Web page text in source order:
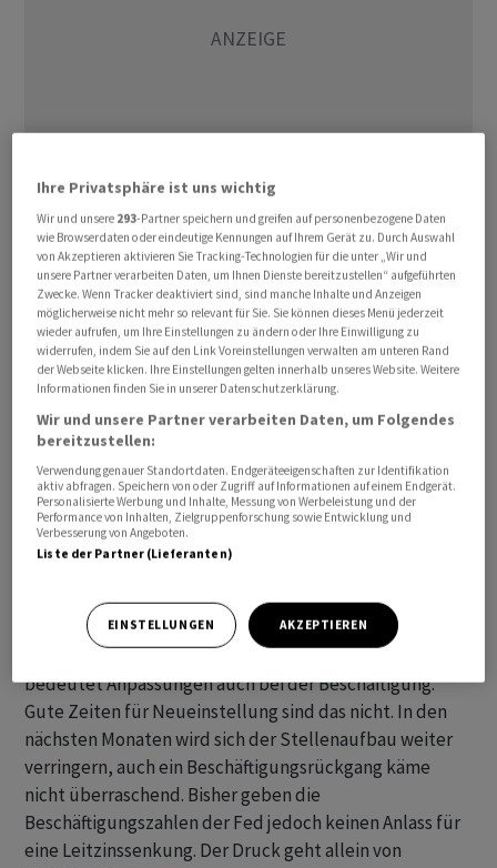
Im Juli kamen nur noch 73.000 neue Jobs ausserhalb der
Landwirtschaft hinzu, wie aus dem am Freitag
veröffentlichten Bericht der Regierung hervorgeht. Von
Reuters befragte Ökonomen hatten einen Zuwachs von
110.000 neuen Stellen erwartet. In ersten Reaktionen
hiess es:
BASTIAN HEPPERLE, HAUCK AUFHÄUSER LAMPE:
«Die nachlassende Beschäftigungsdynamik und etwas
höhere Arbeitslosenquote bereiten noch nicht allzu
grosse Sorge. Bei den Unternehmen ist die zollbedingte
Sicht besteht aber weiterhin nicht. Die Belastungen aus
den höheren US-Zöllen sind beachtlich. Unternehmen
werden sich an die neuen Gegebenheiten anpassen. Das
bedeutet Anpassungen auch bei der Beschäftigung.
Gute Zeiten für Neueinstellung sind das nicht. In den
nächsten Monaten wird sich der Stellenaufbau weiter
verringern, auch ein Beschäftigungsrückgang käme
nicht überraschend. Bisher geben die
Beschäftigungszahlen der Fed jedoch keinen Anlass für
eine Leitzinssenkung. Der Druck geht allein von
Ihre Privatsphäre ist uns wichtig
Wir und unsere 293-Partner speichern und greifen auf personenbezogene Daten
wie Browserdaten oder eindeutige Kennungen auf Ihrem Gerät zu. Durch Auswahl
von Akzeptieren aktivieren Sie Tracking-Technologien für die unter „Wir und
unsere Partner verarbeiten Daten, um Ihnen Dienste bereitzustellen“ aufgeführten
Zwecke. Wenn Tracker deaktiviert sind, sind manche Inhalte und Anzeigen
möglicherweise nicht mehr so relevant für Sie. Sie können dieses Menü jederzeit
wieder aufrufen, um Ihre Einstellungen zu ändern oder Ihre Einwilligung zu
widerrufen, indem Sie auf den Link Voreinstellungen verwalten am unteren Rand
der Webseite klicken. Ihre Einstellungen gelten innerhalb unseres Website. Weitere
Informationen finden Sie in unserer Datenschutzerklärung.
Wir und unsere Partner verarbeiten Daten, um Folgendes
bereitzustellen:
Verwendung genauer Standortdaten. Endgeräteeigenschaften zur Identifikation
aktiv abfragen. Speichern von oder Zugriff auf Informationen auf einem Endgerät.
Personalisierte Werbung und Inhalte, Messung von Werbeleistung und der
Performance von Inhalten, Zielgruppenforschung sowie Entwicklung und
Verbesserung von Angeboten.
Liste der Partner (Lieferanten)
EINSTELLUNGEN AKZEPTIEREN